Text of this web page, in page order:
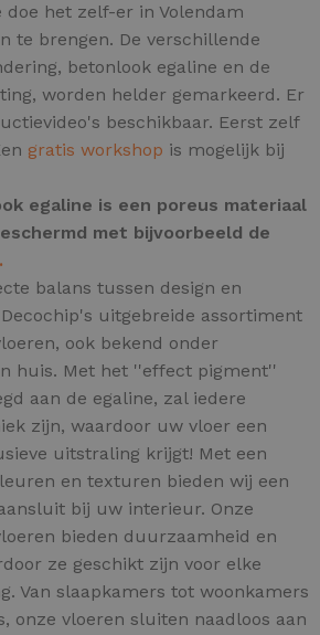
doe het zelf-er in Volendam
te brengen. De verschillende
betonlook egaline en de
worden helder gemarkeerd. Er
beschikbaar. Eerst zelf
gratis workshop is mogelijk bij
egaline is een poreus materiaal
met bijvoorbeeld de
balans tussen design en
uitgebreide assortiment
ook bekend onder
huis. Met het ''effect pigment''
aan de egaline, zal iedere
zijn, waardoor uw vloer een
uitstraling krijgt! Met een
en texturen bieden wij een
bij uw interieur. Onze
bieden duurzaamheid en
ze geschikt zijn voor elke
Van slaapkamers tot woonkamers
onze vloeren sluiten naadloos aan